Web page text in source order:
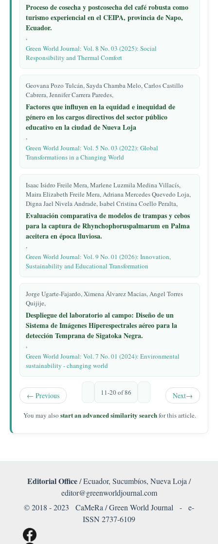
Proceso de cosecha y postcosecha del café robusta como
turismo experiencial en el CEIPA, provincia de Napo,
Ecuador.
,
Green World Journal: Vol. 8 No. 03 (2025): Social
Responsibility and Thermal Comfort
Geovana Pozo Tulcán, Sayda Chamba Melo, Carlos Castillo
Cabrera, Jennifer Carrera Paredes,
Factores que influyen en la equidad e inequidad de
género en los cargos directivos del sector público
educativo en la ciudad de Nueva Loja
,
Green World Journal: Vol. 5 No. 03 (2022): Global
Transformations in a Changing World
Isaac Isidro Freile Mera, Marlene Luzmila Medina Villacís,
Maira Elizabeth Freile Mera, Adriana Mercedes Quevedo Loja,
Digna Jael Nivela Andrade, Isabel Cristina Coello Peralta,
Evaluación comparativa de modelos de trampas y cebos
para la captura de Rhynchophoruspalmarum en Palma
aceitera en época lluviosa.
,
Green World Journal: Vol. 9 No. 01 (2026): Innovation,
Sustainability and Educational Transformation
Jorge Ugarte-Fajardo, Ximena Álvarez Macias, Angel Torres
Quijije,
Despliegue del laboratorio al campo: Diseño de un
Sistema de Imágenes Hiperespectrales aéreo para la
detección Temprana de Sigatoka Negra.
,
Green World Journal: Vol. 7 No. 01 (2024): Environmental
sustainability - changing world
← Previous 11-20 of 86 Next→
You may also start an advanced similarity searchfor this article.
Editorial Office/ Ecuador, Sucumbíos, Nueva Loja /
editor@greenworldjournal.com
© 2018 - 2023 CaMeRa / Green World Journal - e-
ISSN 2737-6109